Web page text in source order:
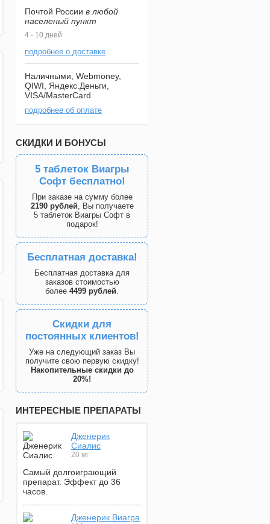
Почтой России в любой
населеный пункт
4 - 10 дней
подробнее о доставке
Наличными, Webmoney,
QIWI, Яндекс.Деньги,
VISA/MasterCard
подробнее об оплате
СКИДКИ И БОНУСЫ
5 таблеток Виагры
Софт бесплатно!
При заказе на сумму более
2190 рублей, Вы получаете
5 таблеток Виагры Софт в
подарок!
Бесплатная доставка!
Бесплатная доставка для
заказов стоимостью
более 4499 рублей.
Скидки для
постоянных клиентов!
Уже на следующий заказ Вы
получите свою первую скидку!
Накопительные скидки до
20%!
ИНТЕРЕСНЫЕ ПРЕПАРАТЫ
Дженерик
Сиалис
20 мг
Самый долгоиграющий
препарат. Эффект до 36
часов.
Дженерик Виагра